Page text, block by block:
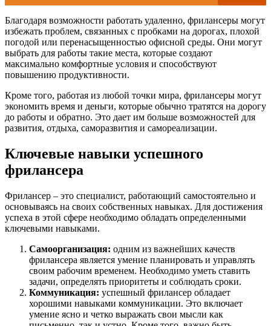
Благодаря возможности работать удаленно, фрилансеры могут
избежать проблем, связанных с пробками на дорогах, плохой
погодой или перенасыщенностью офисной среды. Они могут
выбрать для работы такие места, которые создают
максимально комфортные условия и способствуют
повышению продуктивности.
Кроме того, работая из любой точки мира, фрилансеры могут
экономить время и деньги, которые обычно тратятся на дорогу
до работы и обратно. Это дает им больше возможностей для
развития, отдыха, саморазвития и самореализации.
Ключевые навыки успешного
фрилансера
Фрилансер – это специалист, работающий самостоятельно и
основываясь на своих собственных навыках. Для достижения
успеха в этой сфере необходимо обладать определенными
ключевыми навыками.
Самоорганизация: одним из важнейших качеств
фрилансера является умение планировать и управлять
своим рабочим временем. Необходимо уметь ставить
задачи, определять приоритеты и соблюдать сроки.
Коммуникация: успешный фрилансер обладает
хорошими навыками коммуникации. Это включает
умение ясно и четко выражать свои мысли как